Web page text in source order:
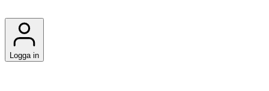
Logga in